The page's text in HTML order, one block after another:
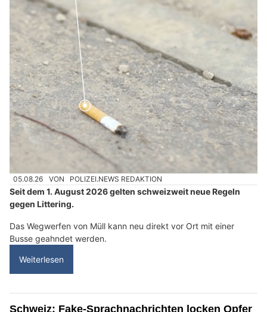
05.08.26 VON POLIZEI.NEWS REDAKTION
Seit dem 1. August 2026 gelten schweizweit neue Regeln
gegen Littering.
Das Wegwerfen von Müll kann neu direkt vor Ort mit einer
Busse geahndet werden.
Weiterlesen
Schweiz: Fake-Sprachnachrichten locken Opfer